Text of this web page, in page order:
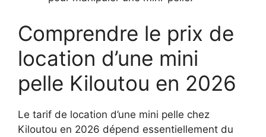
Comprendre le prix de
location d’une mini
pelle Kiloutou en 2026
Le tarif de location d’une mini pelle chez
Kiloutou en 2026 dépend essentiellement du